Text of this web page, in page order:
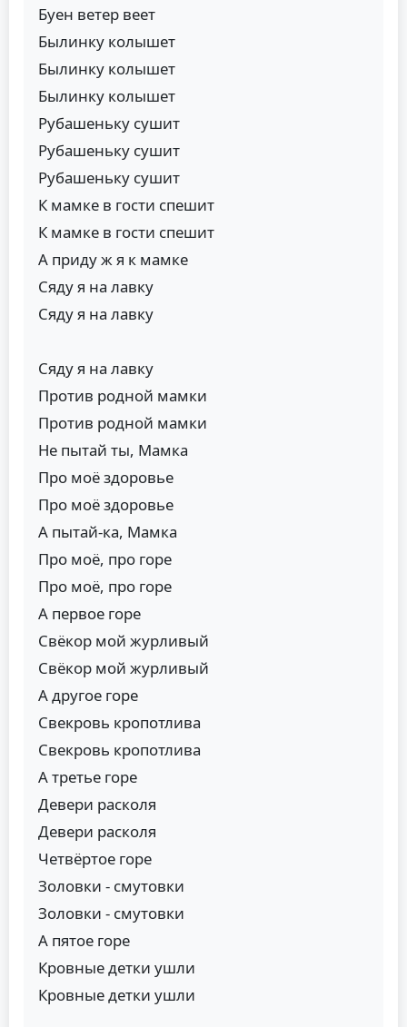
Буен ветер веет
Былинку колышет
Былинку колышет
Былинку колышет
Рубашеньку сушит
Рубашеньку сушит
Рубашеньку сушит
К мамке в гости спешит
К мамке в гости спешит
А приду ж я к мамке
Сяду я на лавку
Сяду я на лавку
Сяду я на лавку
Против родной мамки
Против родной мамки
Не пытай ты, Мамка
Про моё здоровье
Про моё здоровье
А пытай-ка, Мамка
Про моё, про горе
Про моё, про горе
А первое горе
Свёкор мой журливый
Свёкор мой журливый
А другое горе
Свекровь кропотлива
Свекровь кропотлива
А третье горе
Девери расколя
Девери расколя
Четвёртое горе
Золовки - смутовки
Золовки - смутовки
А пятое горе
Кровные детки ушли
Кровные детки ушли